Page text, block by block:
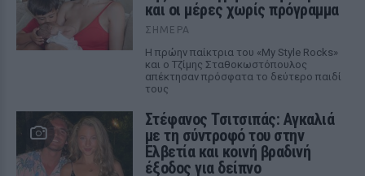
και οι μέρες χωρίς πρόγραμμα
ΣΉΜΕΡΑ
Η πρώην παίκτρια του «My Style Rocks»
και ο Τζίμης Σταθοκωστόπουλος
απέκτησαν πρόσφατα το δεύτερο παιδί
τους
Στέφανος Τσιτσιπάς: Αγκαλιά
με τη σύντροφό του στην
Ελβετία και κοινή βραδινή
έξοδος για δείπνο